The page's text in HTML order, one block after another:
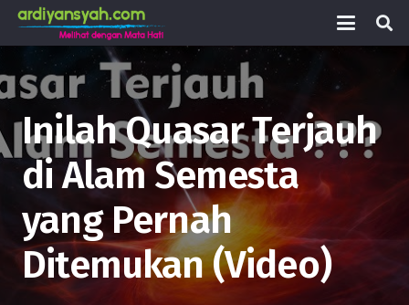
Inilah Quasar Terjauh
di Alam Semesta
yang Pernah
Ditemukan (Video)